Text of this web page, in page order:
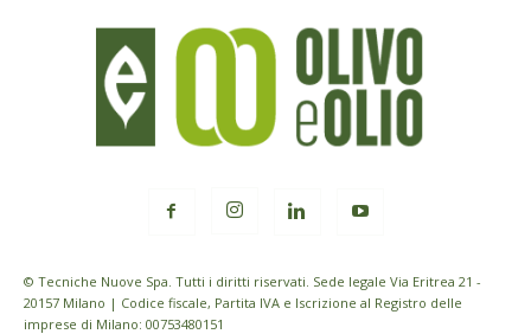
© Tecniche Nuove Spa. Tutti i diritti riservati. Sede legale Via Eritrea 21 -
20157 Milano | Codice fiscale, Partita IVA e Iscrizione al Registro delle
imprese di Milano: 00753480151